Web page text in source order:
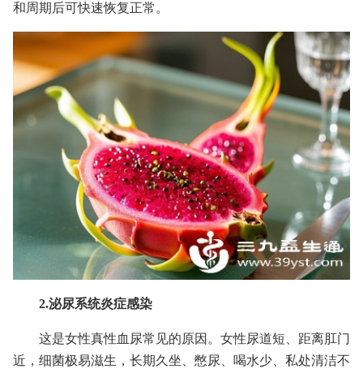
和周期后可快速恢复正常。
2.泌尿系统炎症感染
这是女性真性血尿常见的原因。女性尿道短、距离肛门
近，细菌极易滋生，长期久坐、憋尿、喝水少、私处清洁不